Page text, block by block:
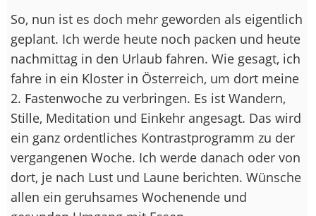
So, nun ist es doch mehr geworden als eigentlich
geplant. Ich werde heute noch packen und heute
nachmittag in den Urlaub fahren. Wie gesagt, ich
fahre in ein Kloster in Österreich, um dort meine
2. Fastenwoche zu verbringen. Es ist Wandern,
Stille, Meditation und Einkehr angesagt. Das wird
ein ganz ordentliches Kontrastprogramm zu der
vergangenen Woche. Ich werde danach oder von
dort, je nach Lust und Laune berichten. Wünsche
allen ein geruhsames Wochenende und